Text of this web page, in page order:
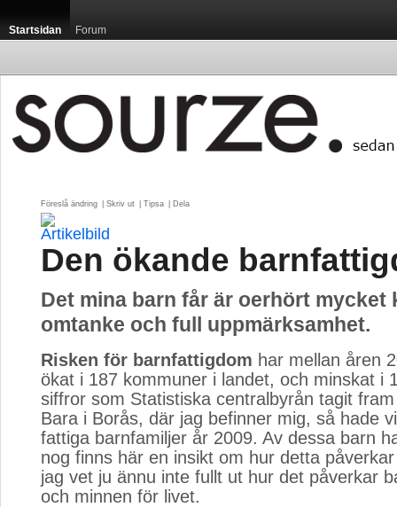
Startsidan Forum
Föreslå ändring Skriv ut Tipsa Dela
Den ökande
Det mina barn får är oerhört mycket
omtanke och full uppmärksamhet.
Risken för barnfattigdom har mellan åren
ökat i 187 kommuner i landet, och minskat i
siffror som Statistiska centralbyrån tagit
Bara i Borås, där jag befinner mig, så hade
fattiga barnfamiljer år 2009. Av dessa barn
nog finns här en insikt om hur detta
jag vet ju ännu inte fullt ut hur det påverkar
och minnen för livet.